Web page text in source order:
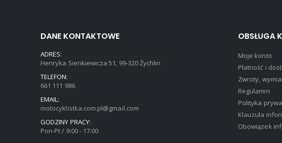
DANE KONTAKTOWE
ADRES:
Henryka Sienkiewicza 51, 99-320 Żychlin
TELEFON:
661 111 986
EMAIL:
motocyklistka.com.pl@gmail.com
GODZINY PRACY:
Pon-Pt / 9:00 - 17:00
OBSŁUGA
Moje konto
Płatność i
Zwroty,
Regulamin
Polityka
Klauzula
Obowiązek